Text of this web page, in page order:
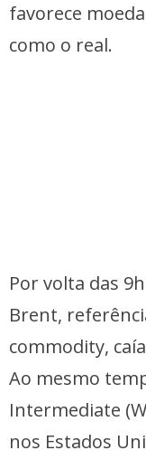
favorece
como o real.
Por volta das
Brent,
commodity,
Ao mesmo
Intermediate
nos Estados